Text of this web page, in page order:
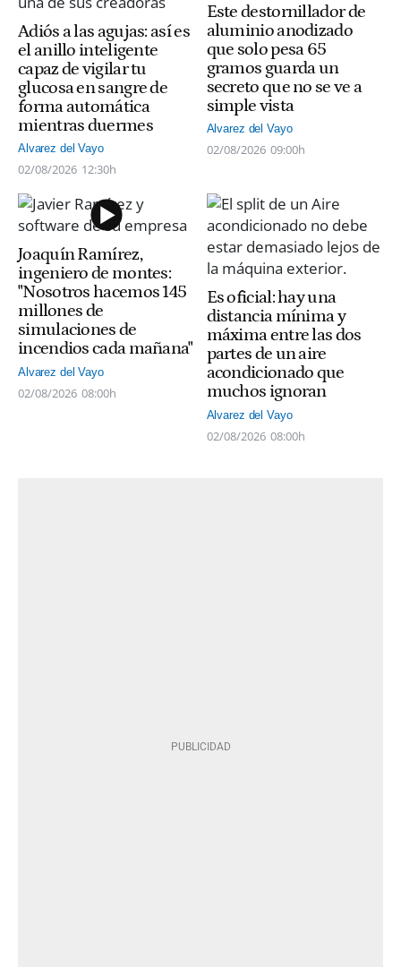
Adiós a las agujas: así es
el anillo inteligente
capaz de vigilar tu
glucosa en sangre de
forma automática
mientras duermes
Alvarez del Vayo
02/08/2026 12:30h
Este destornillador de
aluminio anodizado
que solo pesa 65
gramos guarda un
secreto que no se ve a
simple vista
Alvarez del Vayo
02/08/2026 09:00h
Joaquín Ramírez,
ingeniero de montes:
"Nosotros hacemos 145
millones de
simulaciones de
incendios cada mañana"
Alvarez del Vayo
02/08/2026 08:00h
Es oficial: hay una
distancia mínima y
máxima entre las dos
partes de un aire
acondicionado que
muchos ignoran
Alvarez del Vayo
02/08/2026 08:00h